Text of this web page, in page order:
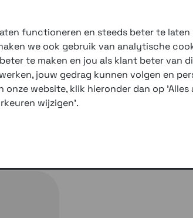
8 is er in 3 maten; Garmin Fenix 8 43mm
is dat we het nu over de uitvoeringen
met een MIP display,
in 47mm en 51mm.
verder voor meer verschillen tussen de
functioneren en steeds beter te
we ook gebruik van analytische
te maken en jou als klant beter van
jouw gedrag kunnen volgen en
website, klik hieronder dan op
wijzigen'.